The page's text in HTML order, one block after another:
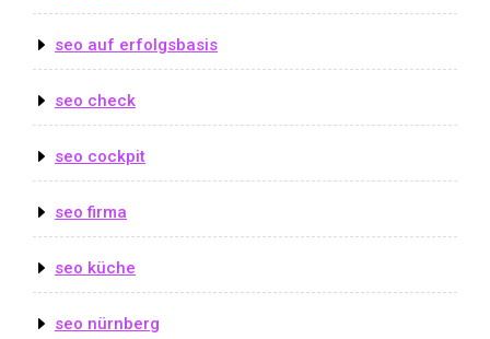
seo auf erfolgsbasis
seo check
seo cockpit
seo firma
seo küche
seo nürnberg